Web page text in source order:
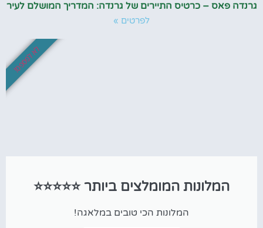
גרנדה פאס – כרטיס התיירים של גרנדה: המדריך המושלם לעיר
לפרטים »
המלונות המומלצים ביותר ⭐⭐⭐⭐⭐
המלונות הכי טובים במלאגה!
לא לפספס!